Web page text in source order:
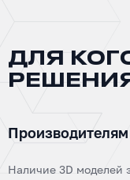
ДЛЯ
Наличие 3D моделей